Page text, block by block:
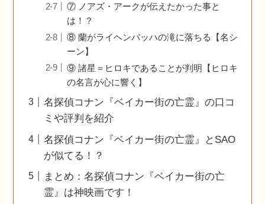
⑦ ノアズ・アークが伝えたかった事と
は！？
⑧ 蘭がライヘンバッハの滝に落ちる【名シ
ーン】
⑨ 諸星＝ヒロキであることが判明【ヒロキ
の名言が心に響く】
名探偵コナン『ベイカー街の亡霊』の口コ
ミや評判を紹介
名探偵コナン『ベイカー街の亡霊』とSAO
が似てる！？
まとめ：名探偵コナン『ベイカー街の亡
霊』は神映画です！